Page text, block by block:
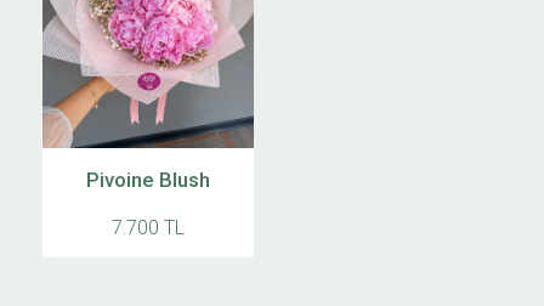
Pivoine Blush
7.700 TL